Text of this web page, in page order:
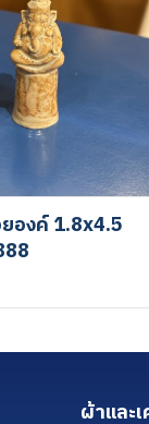
องค์ 1.8x4.5
ผ้าและ